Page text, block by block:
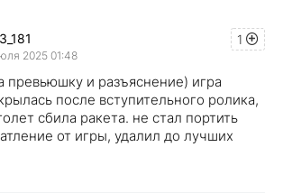
1
2025 01:48
превьюшку и разъяснение) игра
после вступительного ролика,
сбила ракета. не стал портить
от игры, удалил до лучших